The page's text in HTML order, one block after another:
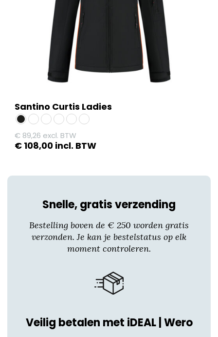
productpagina
Santino Curtis Ladies
€ 89,26 excl. BTW
€ 108,00 incl. BTW
variaties.
optie
Snelle, gratis verzending
Bestelling boven de € 250 worden gratis
verzonden. Je kan je bestelstatus op elk
moment controleren.
Veilig betalen met iDEAL | Wero